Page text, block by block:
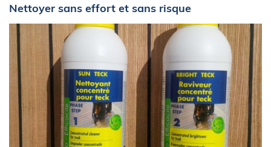
Nettoyer sans effort et sans risque